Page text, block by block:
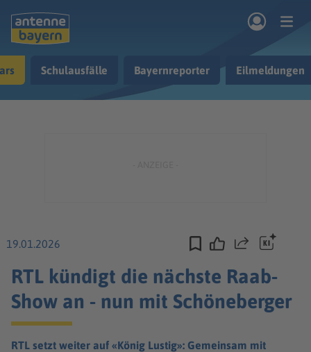
Ratgeber
Schulausfälle Bayernreporter Eilmeldungen
19.01.2026 Teilen
RTL kündigt die nächste Raab-
Show an - nun mit Schöneberger
RTL setzt weiter auf «König Lustig»: Gemeinsam mit